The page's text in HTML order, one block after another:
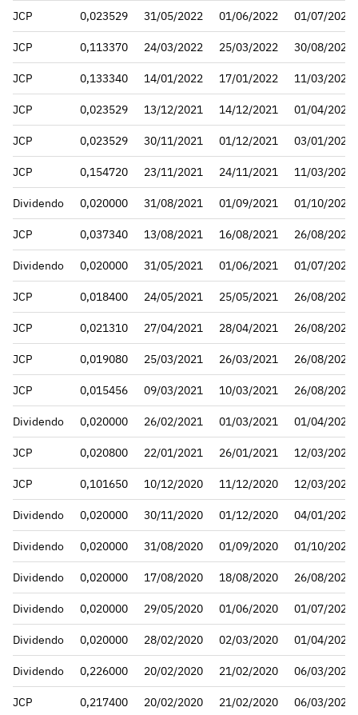
JCP 0,023529 31/05/2022 01/06/2022 01/07/2022
JCP 0,113370 24/03/2022 25/03/2022 30/08/2022
JCP 0,133340 14/01/2022 17/01/2022 11/03/2022
JCP 0,023529 13/12/2021 14/12/2021 01/04/2022
JCP 0,023529 30/11/2021 01/12/2021 03/01/2022
JCP 0,154720 23/11/2021 24/11/2021 11/03/2022
Dividendo 0,020000 31/08/2021 01/09/2021 01/10/2021
JCP 0,037340 13/08/2021 16/08/2021 26/08/2021
Dividendo 0,020000 31/05/2021 01/06/2021 01/07/2021
JCP 0,018400 24/05/2021 25/05/2021 26/08/2021
JCP 0,021310 27/04/2021 28/04/2021 26/08/2021
JCP 0,019080 25/03/2021 26/03/2021 26/08/2021
JCP 0,015456 09/03/2021 10/03/2021 26/08/2021
Dividendo 0,020000 26/02/2021 01/03/2021 01/04/2021
JCP 0,020800 22/01/2021 26/01/2021 12/03/2021
JCP 0,101650 10/12/2020 11/12/2020 12/03/2021
Dividendo 0,020000 30/11/2020 01/12/2020 04/01/2021
Dividendo 0,020000 31/08/2020 01/09/2020 01/10/2020
Dividendo 0,020000 17/08/2020 18/08/2020 26/08/2020
Dividendo 0,020000 29/05/2020 01/06/2020 01/07/2020
Dividendo 0,020000 28/02/2020 02/03/2020 01/04/2020
Dividendo 0,226000 20/02/2020 21/02/2020 06/03/2020
JCP 0,217400 20/02/2020 21/02/2020 06/03/2020